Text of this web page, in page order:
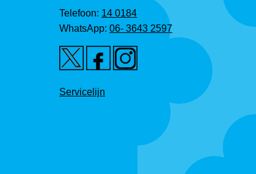
Telefoon: 14 0184
WhatsApp:06- 3643 2597
Servicelijn